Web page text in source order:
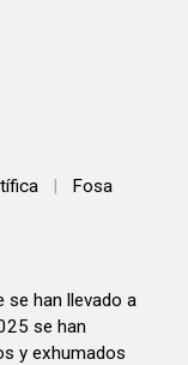
|
Fosa
se han llevado a
se han
y exhumados